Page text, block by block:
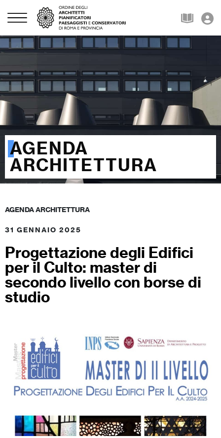
AGENDA
ARCHITETTURA
AGENDA ARCHITETTURA
31 GENNAIO 2025
Progettazione degli Edifici
per il Culto: master di
secondo livello con borse di
studio